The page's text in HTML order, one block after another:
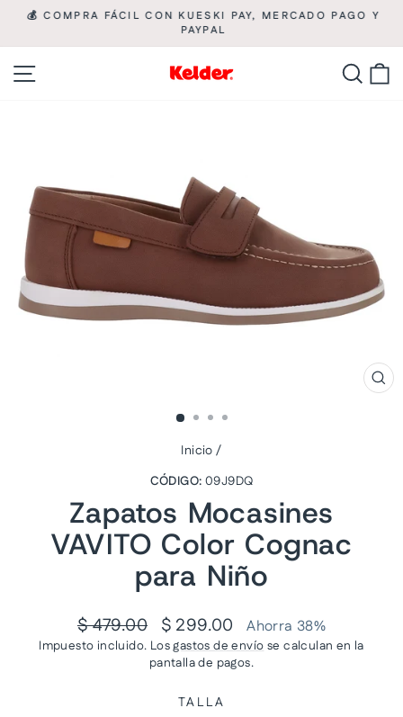
al
contenido
diapositivas
pausa
💰 COMPRA FÁCIL CON KUESKI PAY, MERCADO PAGO Y
PAYPAL
Inicio /
CÓDIGO: 09J9DQ
Zapatos Mocasines
VAVITO Color Cognac
para Niño
Precio
habitual
$ 479.00
Precio
de
oferta
$ 299.00 Ahorra 38%
Impuesto incluido. Losgastos de envío se calculan en la
pantalla de pagos.
TALLA